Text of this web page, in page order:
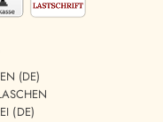
(DE)
(DE)